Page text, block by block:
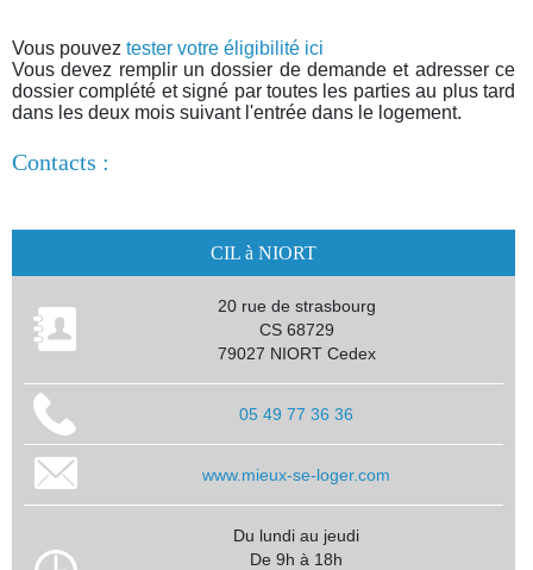
Vous pouvez tester votre éligibilité ici
Vous devez remplir un dossier de demande et adresser ce
dossier complété et signé par toutes les parties au plus tard
dans les deux mois suivant l'entrée dans le logement.
Contacts :
CIL à NIORT
20 rue de strasbourg
CS 68729
79027 NIORT Cedex
05 49 77 36 36
www.mieux-se-loger.com
Du lundi au jeudi
De 9h à 18h